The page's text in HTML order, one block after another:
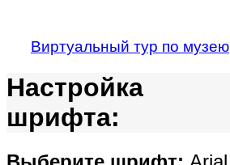
Виртуальный тур по музею
Настройка
шрифта: